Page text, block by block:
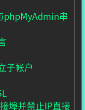
phpMyAdmin串
子帐户
埠并禁止IP直接